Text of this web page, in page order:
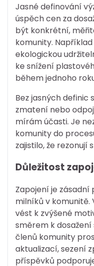
Jasné definování
úspěch cen za
být konkrétní,
komunity.
ekologickou
ke snížení
během jednoho
Bez jasných
zmatení nebo
mírám účasti. Je
komunity do
zajistilo, že rezonují
Důležitost
Zapojení je zásadní
milníků v komunitě.
vést k zvýšené
směrem k
členů komunity
aktualizací, sezení
příspěvků